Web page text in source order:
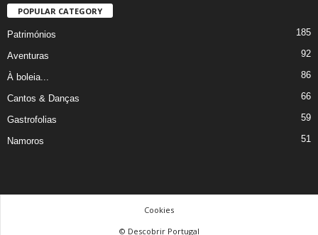
POPULAR CATEGORY
Patrimónios 185
Aventuras 92
À boleia... 86
Cantos & Danças 66
Gastrofolias 59
Namoros 51
Cookies
© Descobrir Portugal